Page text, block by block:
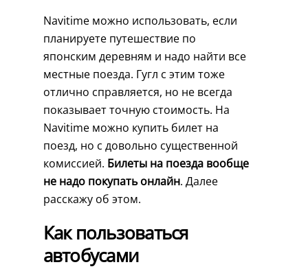
Navitime можно использовать, если
планируете путешествие по
японским деревням и надо найти все
местные поезда. Гугл с этим тоже
отлично справляется, но не всегда
показывает точную стоимость. На
Navitime можно купить билет на
поезд, но с довольно существенной
комиссией. Билеты на поезда вообще
не надо покупать онлайн. Далее
расскажу об этом.
Как пользоваться
автобусами